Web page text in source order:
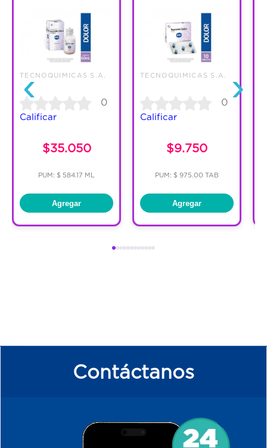
‹
TECNOQUIMICAS S.A.
0
Calificar
$35.050
PUM: $ 584.17 ML
Agregar
TECNOQUIMICAS S.A.
0
Calificar
$9.750
PUM: $ 975.00 TAB
Agregar
›
Contáctanos